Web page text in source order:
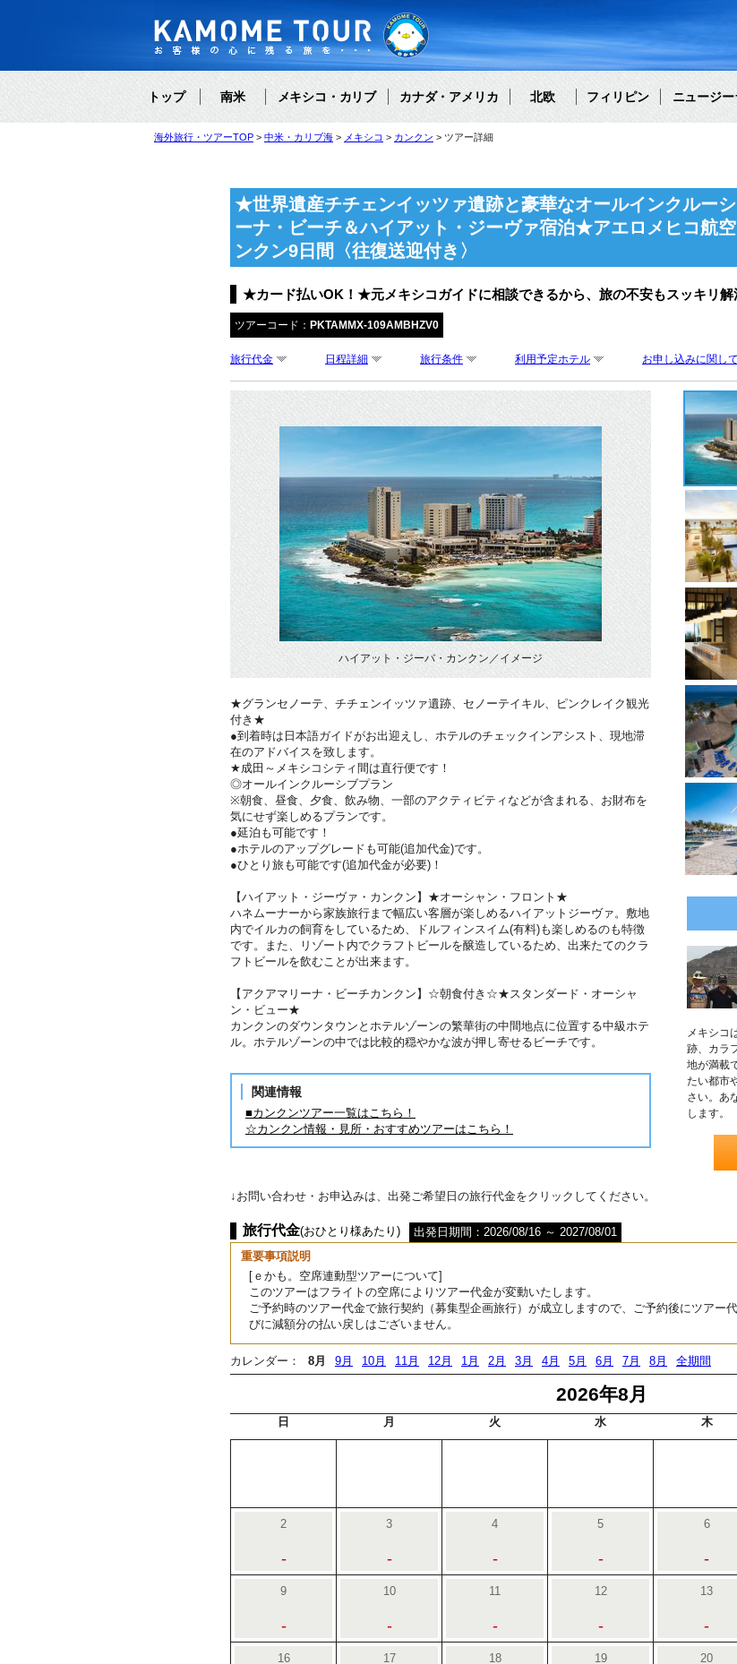
トップ 南米 メキシコ・カリブ カナダ・アメリカ 北欧 フィリピン ニュージー
海外旅行・ツアーTOP 中米・カリブ海 メキシコ カンクン ツアー詳細
★世界遺産チチェンイッツァ遺跡と豪華なオールインクルー
ーナ・ビーチ＆ハイアット・ジーヴァ宿泊★アエロメヒコ航
ンクン9日間〈往復送迎付き〉
★カード払いOK！★元メキシコガイドに相談できるから、旅の不安もスッキリ解
ツアーコード： PKTAMMX-109AMBHZV0
旅行代金 日程詳細 旅行条件 利用予定ホテル お申し込みに関して
ハイアット・ジーバ・カンクン／イメージ
★グランセノーテ、チチェンイッツァ遺跡、セノーテイキル、ピンクレイク観光
付き★
●到着時は日本語ガイドがお出迎えし、ホテルのチェックインアシスト、現地滞
在のアドバイスを致します。
★成田～メキシコシティ間は直行便です！
◎オールインクルーシブプラン
※朝食、昼食、夕食、飲み物、一部のアクティビティなどが含まれる、お財布を
気にせず楽しめるプランです。
●延泊も可能です！
●ホテルのアップグレードも可能(追加代金)です。
●ひとり旅も可能です(追加代金が必要)！
【ハイアット・ジーヴァ・カンクン】★オーシャン・フロント★
ハネムーナーから家族旅行まで幅広い客層が楽しめるハイアットジーヴァ。敷地
内でイルカの飼育をしているため、ドルフィンスイム(有料)も楽しめるのも特徴
です。また、リゾート内でクラフトビールを醸造しているため、出来たてのクラ
フトビールを飲むことが出来ます。
【アクアマリーナ・ビーチカンクン】☆朝食付き☆★スタンダード・オーシャ
ン・ビュー★
カンクンのダウンタウンとホテルゾーンの繁華街の中間地点に位置する中級ホテ
ル。ホテルゾーンの中では比較的穏やかな波が押し寄せるビーチです。
関連情報
■カンクンツアー一覧はこちら！
☆カンクン情報・見所・おすすめツアーはこちら！
メキシコ
跡、カラ
地が満載
たい都市
さい。あ
します。
↓お問い合わせ・お申込みは、出発ご希望日の旅行代金をクリックしてください。
旅行代金(おひとり様あたり)
出発日期間：2026/08/16 ～ 2027/08/01
重要事項説明
[ｅかも。空席連動型ツアーについて]
このツアーはフライトの空席によりツアー代金が変動いたします。
ご予約時のツアー代金で旅行契約（募集型企画旅行）が成立しますので、ご予約後にツアー
びに減額分の払い戻しはございません。
カレンダー： 8月 9月 10月 11月 12月 1月 2月 3月 4月 5月 6月 7月 8月 全期間
2026年8月
日 月 火 水 木
2
-
3
-
4
-
5
-
6
-
9
-
10
-
11
-
12
-
13
-
16 17 18 19 20